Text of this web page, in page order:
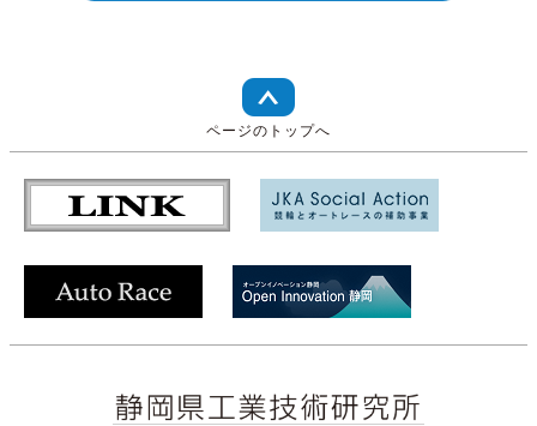
ページのトップへ